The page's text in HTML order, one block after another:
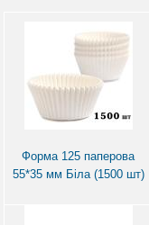
Форма 125 паперова
55*35 мм Біла (1500 шт)